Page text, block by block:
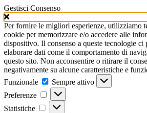
Gestisci Consenso
Per fornire le migliori esperienze, utilizziamo
cookie per memorizzare e/o accedere alle
dispositivo. Il consenso a queste tecnologie ci
elaborare dati come il comportamento di
questo sito. Non acconsentire o ritirare il
negativamente su alcune caratteristiche e
Funzionale
Funzionale
Sempre attivo
Preferenze
Preferenze
Statistiche Statistiche